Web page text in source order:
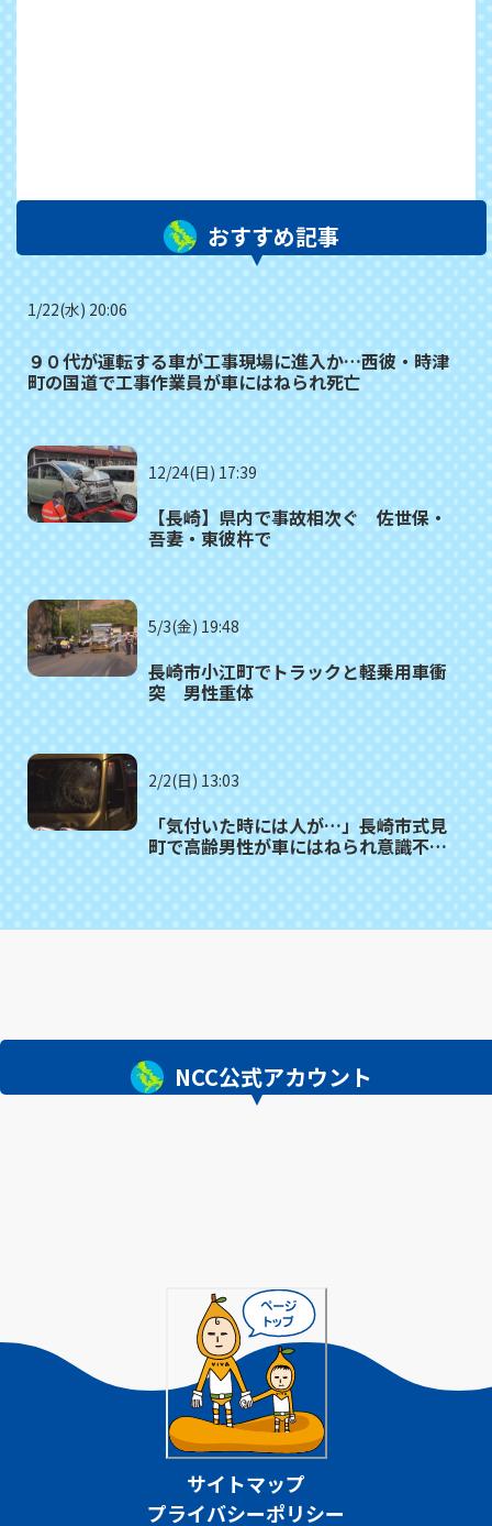
おすすめ記事
1/22(水) 20:06
９０代が運転する車が工事現場に進入か…西彼・時津
町の国道で工事作業員が車にはねられ死亡
12/24(日) 17:39
【長崎】県内で事故相次ぐ 佐世保・
吾妻・東彼杵で
5/3(金) 19:48
長崎市小江町でトラックと軽乗用車衝
突 男性重体
2/2(日) 13:03
「気付いた時には人が…」長崎市式見
町で高齢男性が車にはねられ意識不明
NCC公式アカウント
サイトマップ
プライバシーポリシー